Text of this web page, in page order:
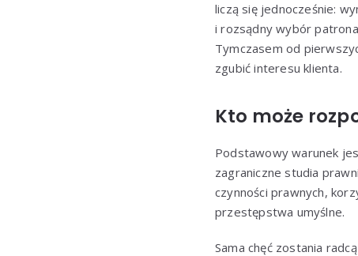
liczą się jednocześnie:
i rozsądny wybór
Tymczasem od
zgubić interesu klienta.
Kto może
Podstawowy warunek
zagraniczne studia
czynności prawnych,
przestępstwa umyślne.
Sama chęć zostania